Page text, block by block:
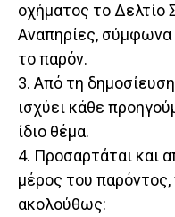
οχήματος το Δελτίο
Αναπηρίες, σύμφωνα
το παρόν.
3. Από τη
ισχύει κάθε
ίδιο θέμα.
4. Προσαρτάται και
μέρος του
ακολούθως: